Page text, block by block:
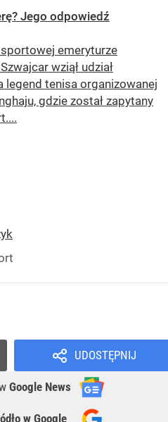
Jego odpowiedź
emeryturze
wziął udział
tenisa organizowanej
gdzie został zapytany
UDOSTĘPNIJ
Google News
w Google